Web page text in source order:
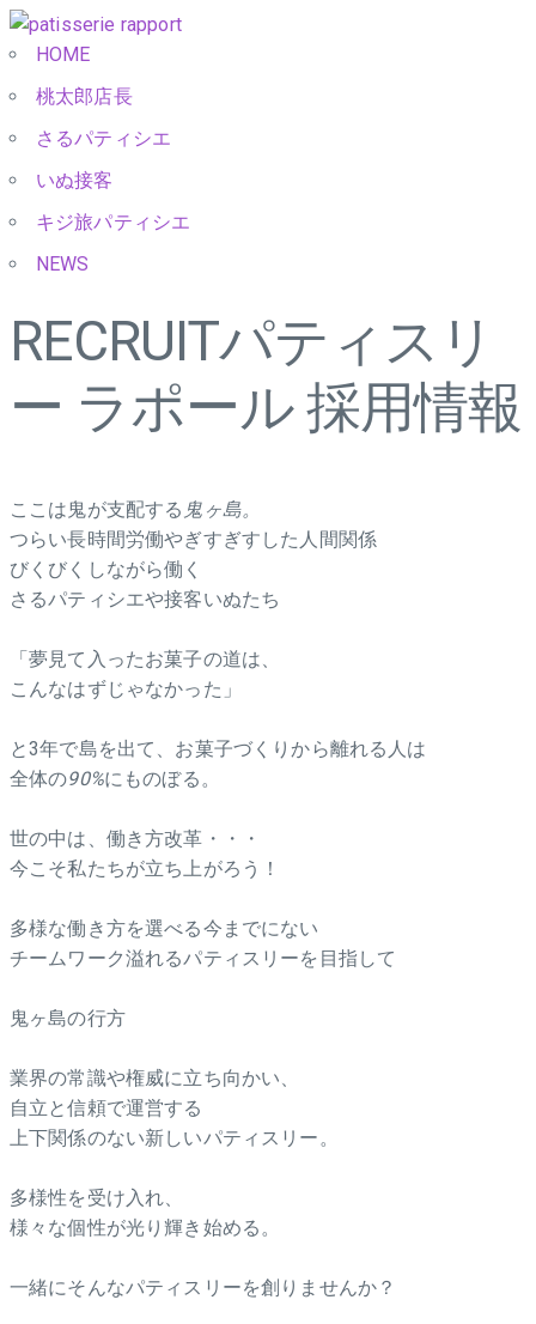
HOME
桃太郎店長
さるパティシエ
いぬ接客
キジ旅パティシエ
NEWS
RECRUITパティスリ
ー ラポール 採用情報
ここは鬼が支配する 鬼ヶ島。
つらい長時間労働やぎすぎすした人間関係
びくびくしながら働く
さるパティシエや接客いぬたち
「夢見て入ったお菓子の道は、
こんなはずじゃなかった」
と3年で島を出て、お菓子づくりから離れる人は
全体の90%にものぼる。
世の中は、働き方改革・・・
今こそ私たちが立ち上がろう！
多様な働き方を選べる今までにない
チームワーク溢れるパティスリーを目指して
鬼ヶ島の行方
業界の常識や権威に立ち向かい、
自立と信頼で運営する
上下関係のない新しいパティスリー。
多様性を受け入れ、
様々な個性が光り輝き始める。
一緒にそんなパティスリーを創りませんか？